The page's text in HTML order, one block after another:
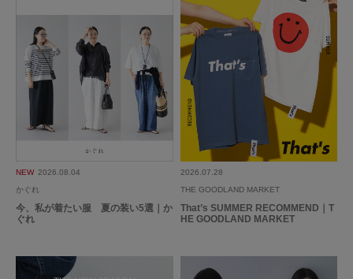
2026.7.5
爽やかな色合い
色：OFF×BLUE / サイズ：Free
no name
ブルーが爽やかな色で、白の分量が多めなのが良かったです。さらっとした
生地で、夏でも着用できそうです。
参考になった 0 Like! 0
NEW 2026.08.04
かぐれ
今、私が着たい服 夏の装い5選｜か
ぐれ
2026.07.28
THE GOODLAND MARKET
That’s SUMMER RECOMMEND｜T
HE GOODLAND MARKET